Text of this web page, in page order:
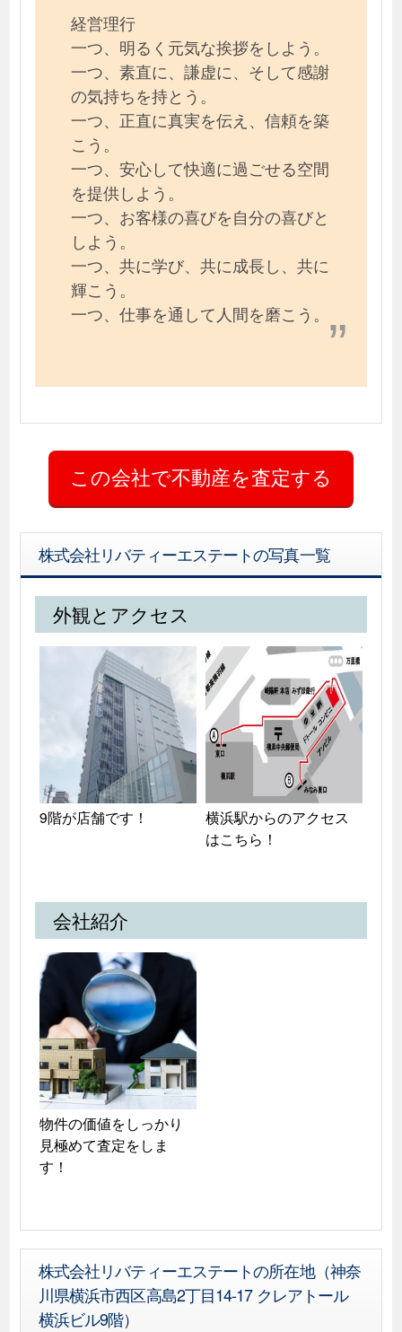
経営理行
一つ、明るく元気な挨拶をしよう。
一つ、素直に、謙虚に、そして感謝
の気持ちを持とう。
一つ、正直に真実を伝え、信頼を築
こう。
一つ、安心して快適に過ごせる空間
を提供しよう。
一つ、お客様の喜びを自分の喜びと
しよう。
一つ、共に学び、共に成長し、共に
輝こう。
一つ、仕事を通して人間を磨こう。
株式会社リバティーエステートの写真一覧
外観とアクセス
9階が店舗です！
横浜駅からのアクセス
はこちら！
会社紹介
物件の価値をしっかり
見極めて査定をしま
す！
株式会社リバティーエステートの所在地（神奈
川県横浜市西区高島2丁目14-17 クレアトール
横浜ビル9階）